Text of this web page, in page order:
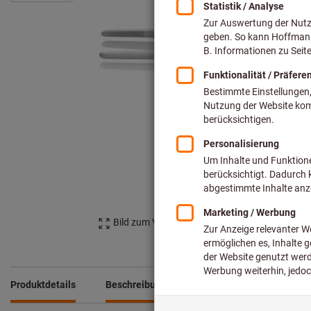
Bild zum Vergrößern anklicken
Produktdetails Beschreibung